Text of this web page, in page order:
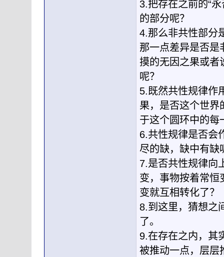
3.把存在之前的“
的部分呢？
4.那么非共性部分
那一点差异是否是
摸的无因之果或者
呢？
5.既然共性规律作
果，是否这个世界
于这个圆环中的每
6.共性规律是否会
尽的缺，缺中有缺
7.是否共性规律向
变，事物按着常恒
变就互相转化了？
8.到这里，猜想之
了。
9.在存在之内，其
被推动一点，层层